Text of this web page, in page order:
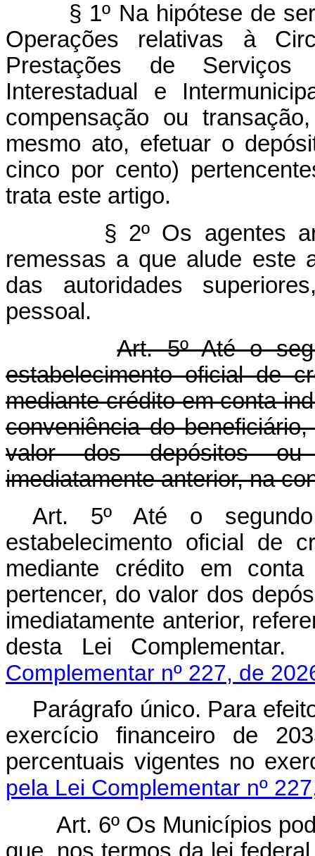
§ 1º Na hipótese de
Operações relativas à
Prestações de
Interestadual e
compensação ou
mesmo ato, efetuar o
cinco por cento)
trata este artigo.
§ 2º Os agentes
remessas a que alude este
das autoridades
pessoal.
Art. 5º Até o
estabelecimento oficial de
mediante crédito em conta
conveniência do
valor dos depósitos
imediatamente anterior, na
Art. 5º Até o
estabelecimento oficial de
mediante crédito em
pertencer, do valor dos
imediatamente anterior,
desta Lei
Complementar nº 227, de
Parágrafo único. Para
exercício financeiro de
percentuais vigentes no
pela Lei Complementar nº
Art. 6º Os Municípios